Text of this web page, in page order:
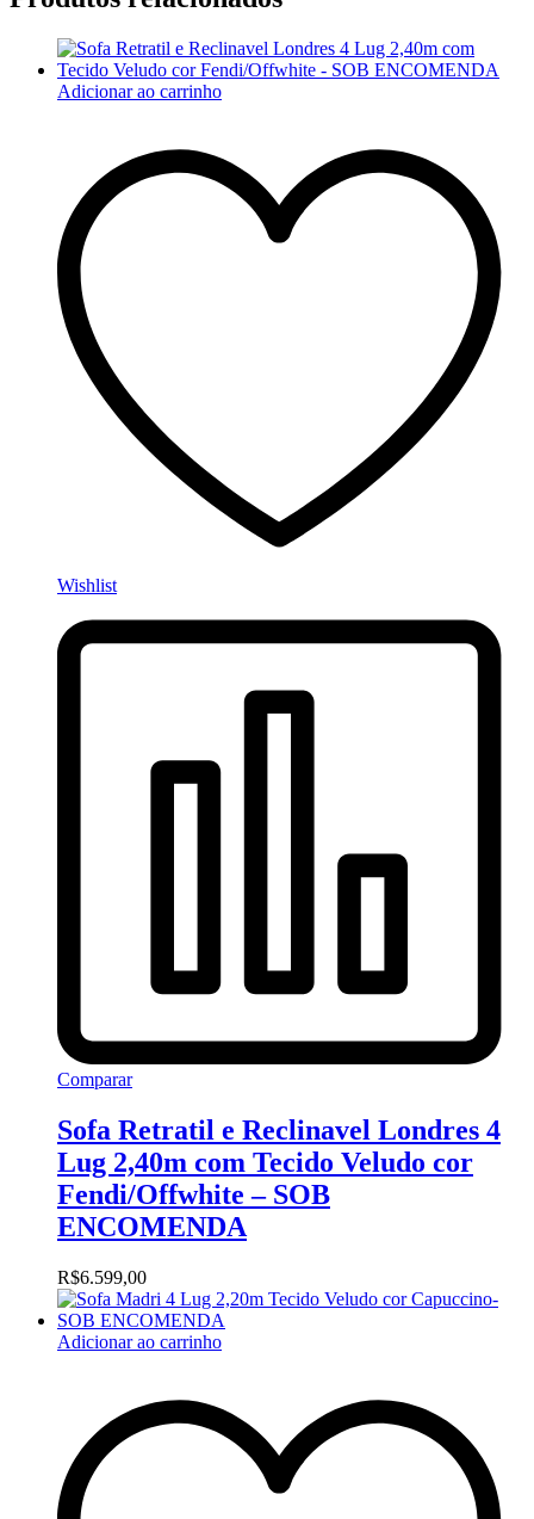
Adicionar ao carrinho
Wishlist
Comparar
Sofa Retratil e Reclinavel Londres 4
Lug 2,40m com Tecido Veludo cor
Fendi/Offwhite – SOB
ENCOMENDA
R$6.599,00
Adicionar ao carrinho